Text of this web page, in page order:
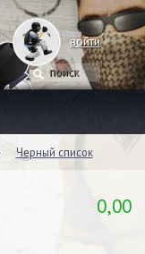
войти
Черный список
0,00